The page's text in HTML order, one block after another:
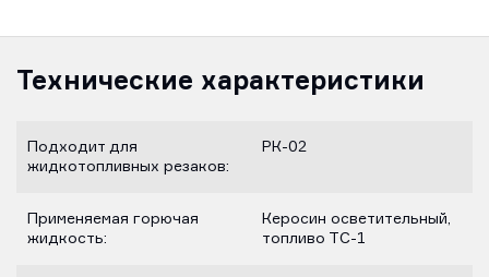
Технические характеристики
Подходит для
жидкотопливных резаков:
РК-02
Применяемая горючая
жидкость:
Керосин осветительный,
топливо ТС-1